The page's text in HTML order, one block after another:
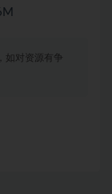
如对资源有争